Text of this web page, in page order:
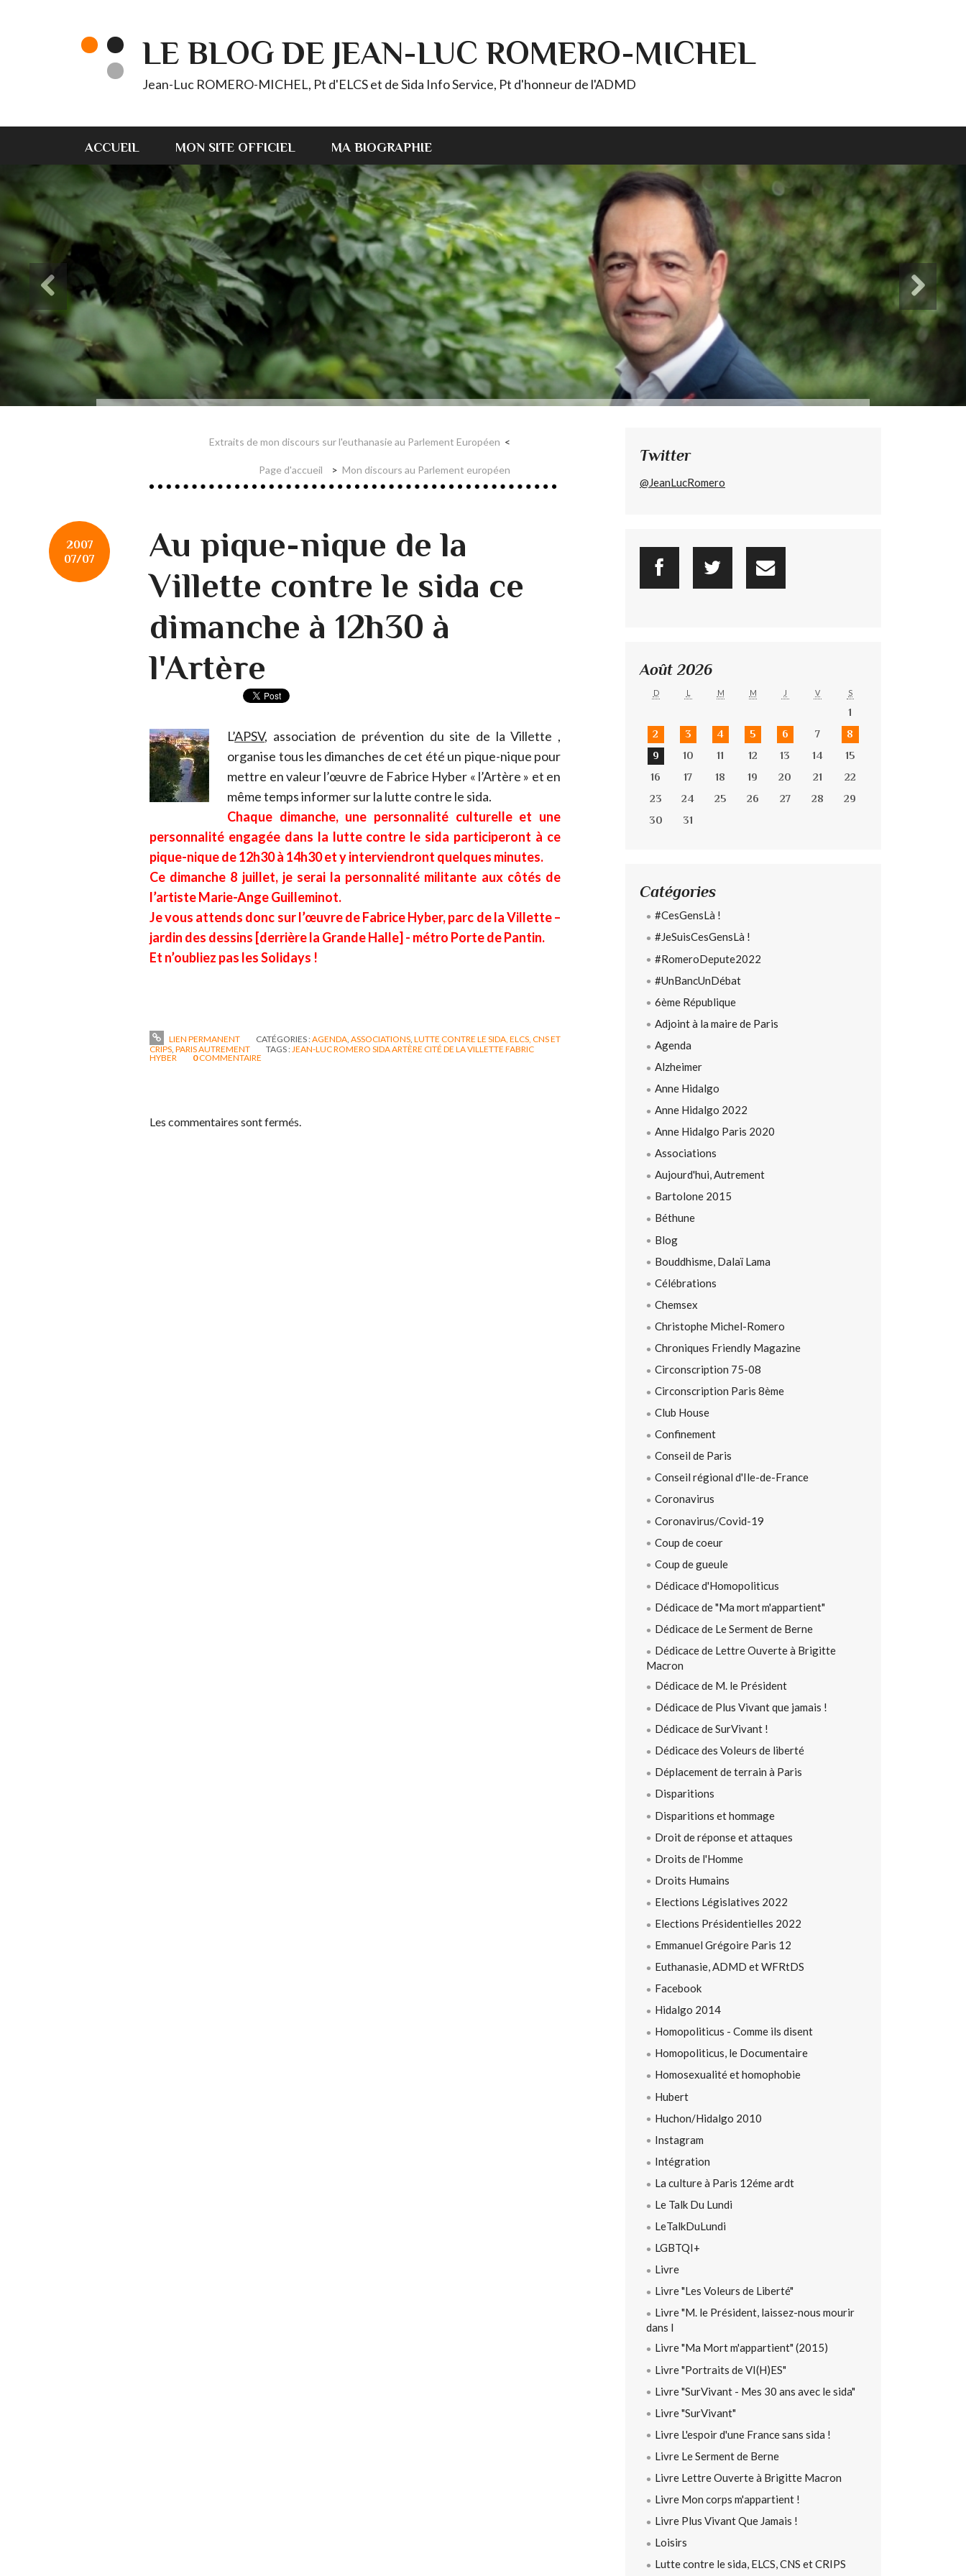
LE BLOG DE JEAN-LUC ROMERO-MICHEL
Jean-Luc ROMERO-MICHEL, Pt d'ELCS et de Sida Info Service, Pt d'honneur de l'ADMD
ACCUEIL MON SITE OFFICIEL MA BIOGRAPHIE
Extraits de mon discours sur l'euthanasie au Parlement Européen
Page d'accueil Mon discours au Parlement européen
2007
07/07
Au pique-nique de la
Villette contre le sida ce
dimanche à 12h30 à
l'Artère
L’APSV, association de prévention du site de la Villette ,
organise tous les dimanches de cet été un pique-nique pour
mettre en valeur l’œuvre de Fabrice Hyber « l’Artère » et en
même temps informer sur la lutte contre le sida.
Chaque dimanche, une personnalité culturelle et une
personnalité engagée dans la lutte contre le sida participeront à ce
pique-nique de 12h30 à 14h30 et y interviendront quelques minutes.
Ce dimanche 8 juillet, je serai la personnalité militante aux côtés de
l’artiste Marie-Ange Guilleminot.
Je vous attends donc sur l’œuvre de Fabrice Hyber, parc de la Villette –
jardin des dessins [derrière la Grande Halle] - métro Porte de Pantin.
Et n’oubliez pas les Solidays !
LIEN PERMANENT CATÉGORIES :AGENDA ASSOCIATIONS LUTTE CONTRE LE SIDA, ELCS, CNS ET
CRIPS, PARIS AUTREMENT TAGS :JEAN-LUC ROMERO SIDA ARTÈRE CITÉ DE LA VILLETTE FABRIC
HYBER
0COMMENTAIRE
Les commentaires sont fermés.
Twitter
@JeanLucRomero
Août 2026
D L M M J V S
1
2
3 4 5 6 7
8
9
10 11 12 13 14
15
16
17 18 19 20 21
22
23
24 25 26 27 28
29
30
31
Catégories
#CesGensLà !
#JeSuisCesGensLà !
#RomeroDepute2022
#UnBancUnDébat
6ème République
Adjoint à la maire de Paris
Agenda
Alzheimer
Anne Hidalgo
Anne Hidalgo 2022
Anne Hidalgo Paris 2020
Associations
Aujourd'hui, Autrement
Bartolone 2015
Béthune
Blog
Bouddhisme, Dalaï Lama
Célébrations
Chemsex
Christophe Michel-Romero
Chroniques Friendly Magazine
Circonscription 75-08
Circonscription Paris 8ème
Club House
Confinement
Conseil de Paris
Conseil régional d'Ile-de-France
Coronavirus
Coronavirus/Covid-19
Coup de coeur
Coup de gueule
Dédicace d'Homopoliticus
Dédicace de "Ma mort m'appartient"
Dédicace de Le Serment de Berne
Dédicace de Lettre Ouverte à Brigitte
Macron
Dédicace de M. le Président
Dédicace de Plus Vivant que jamais !
Dédicace de SurVivant !
Dédicace des Voleurs de liberté
Déplacement de terrain à Paris
Disparitions
Disparitions et hommage
Droit de réponse et attaques
Droits de l'Homme
Droits Humains
Elections Législatives 2022
Elections Présidentielles 2022
Emmanuel Grégoire Paris 12
Euthanasie, ADMD et WFRtDS
Facebook
Hidalgo 2014
Homopoliticus - Comme ils disent
Homopoliticus, le Documentaire
Homosexualité et homophobie
Hubert
Huchon/Hidalgo 2010
Instagram
Intégration
La culture à Paris 12éme ardt
Le Talk Du Lundi
LeTalkDuLundi
LGBTQI+
Livre
Livre "Les Voleurs de Liberté"
Livre "M. le Président, laissez-nous mourir
dans l
Livre "Ma Mort m'appartient" (2015)
Livre "Portraits de VI(H)ES"
Livre "SurVivant - Mes 30 ans avec le sida"
Livre "SurVivant"
Livre L'espoir d'une France sans sida !
Livre Le Serment de Berne
Livre Lettre Ouverte à Brigitte Macron
Livre Mon corps m'appartient !
Livre Plus Vivant Que Jamais !
Loisirs
Lutte contre le sida, ELCS, CNS et CRIPS